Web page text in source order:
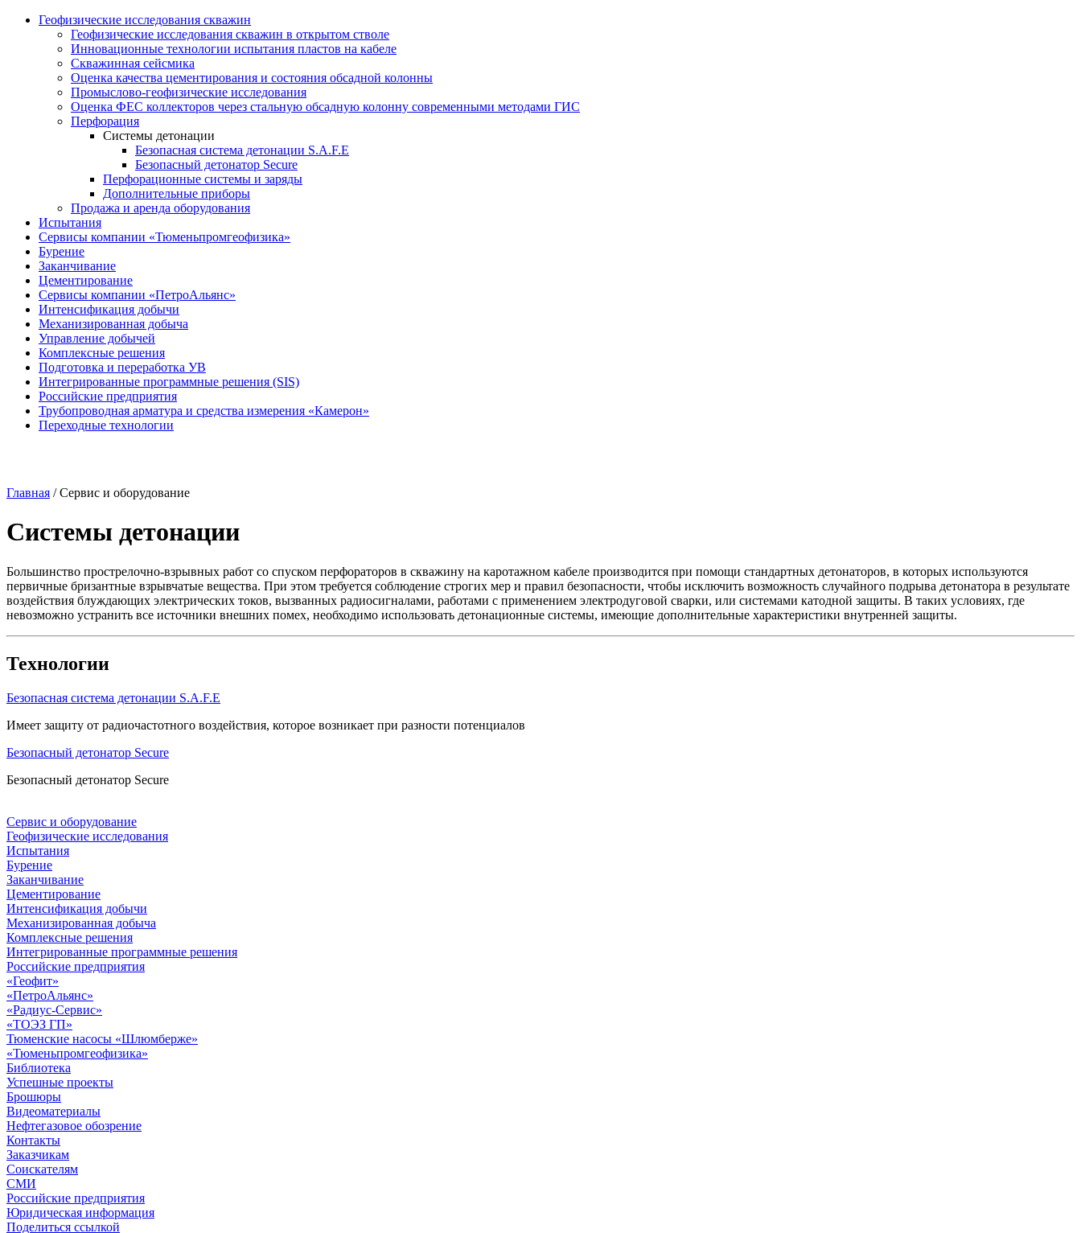
Геофизические исследования скважин
Геофизические исследования скважин в открытом стволе
Инновационные технологии испытания пластов на кабеле
Скважинная сейсмика
Оценка качества цементирования и состояния обсадной колонны
Промыслово-геофизические исследования
Оценка ФЕС коллекторов через стальную обсадную колонну современными методами ГИС
Перфорация
Системы детонации
Безопасная система детонации S.A.F.E
Безопасный детонатор Secure
Перфорационные системы и заряды
Дополнительные приборы
Продажа и аренда оборудования
Испытания
Сервисы компании «Тюменьпромгеофизика»
Бурение
Заканчивание
Цементирование
Сервисы компании «ПетроАльянс»
Интенсификация добычи
Механизированная добыча
Управление добычей
Комплексные решения
Подготовка и переработка УВ
Интегрированные программные решения (SIS)
Российские предприятия
Трубопроводная арматура и средства измерения «Камерон»
Переходные технологии
Главная /Сервис и оборудование
Системы детонации
Большинство прострелочно-взрывных работ со спуском перфораторов в скважину на каротажном кабеле производится при помощи стандартных детонаторов, в которых используются
первичные бризантные взрывчатые вещества. При этом требуется соблюдение строгих мер и правил безопасности, чтобы исключить возможность случайного подрыва детонатора в результате
воздействия блуждающих электрических токов, вызванных радиосигналами, работами с применением электродуговой сварки, или системами катодной защиты. В таких условиях, где
невозможно устранить все источники внешних помех, необходимо использовать детонационные системы, имеющие дополнительные характеристики внутренней защиты.
Технологии
Безопасная система детонации S.A.F.E
Имеет защиту от радиочастотного воздействия, которое возникает при разности потенциалов
Безопасный детонатор Secure
Безопасный детонатор Secure
Сервис и оборудование
Геофизические исследования
Испытания
Бурение
Заканчивание
Цементирование
Интенсификация добычи
Механизированная добыча
Комплексные решения
Интегрированные программные решения
Российские предприятия
«Геофит»
«ПетроАльянс»
«Радиус-Сервис»
«ТОЭЗ ГП»
Тюменские насосы «Шлюмберже»
«Тюменьпромгеофизика»
Библиотека
Успешные проекты
Брошюры
Видеоматериалы
Нефтегазовое обозрение
Контакты
Заказчикам
Соискателям
СМИ
Российские предприятия
Юридическая информация
Поделиться ссылкой